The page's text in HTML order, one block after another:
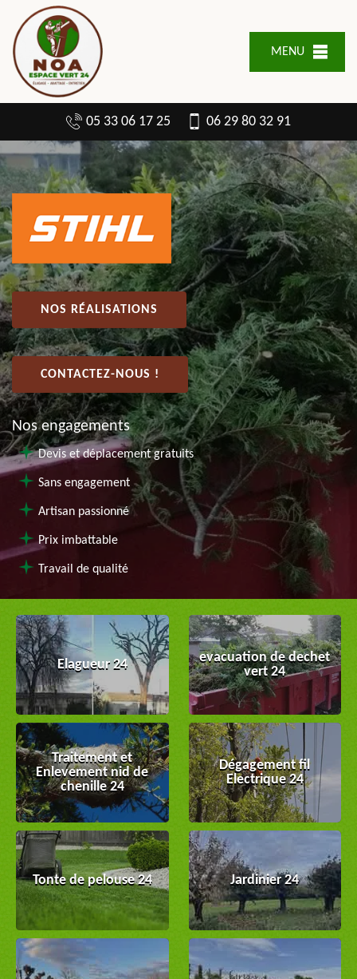
MENU
05 33 06 17 25 06 29 80 32 91
NOS RÉALISATIONS
CONTACTEZ-NOUS !
Nos engagements
Devis et déplacement gratuits
Sans engagement
Artisan passionné
Prix imbattable
Travail de qualité
Elagueur 24
evacuation de dechet
vert 24
Traitement et
Enlevement nid de
chenille 24
Dégagement fil
Electrique 24
Tonte de pelouse 24 Jardinier 24